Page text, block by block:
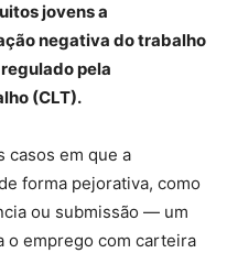
jovens a
negativa do trabalho
pela
(CLT).
casos em que a
forma pejorativa, como
ou submissão — um
o emprego com carteira